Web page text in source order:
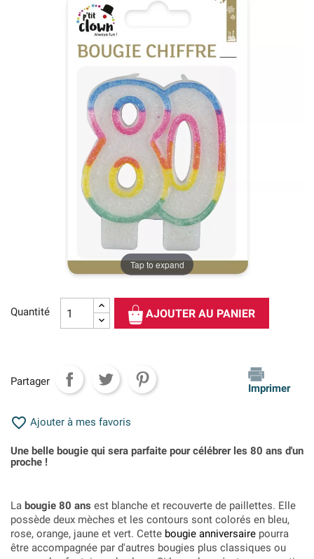
Tap to expand
Quantité AJOUTER AU PANIER
Partager
Imprimer
 Ajouter à mes favoris
Une belle bougie qui sera parfaite pour célébrer les 80 ans d'un
proche !
La bougie 80 ans est blanche et recouverte de paillettes. Elle
possède deux mèches et les contours sont colorés en bleu,
rose, orange, jaune et vert. Cette bougie anniversaire pourra
être accompagnée par d'autres bougies plus classiques ou